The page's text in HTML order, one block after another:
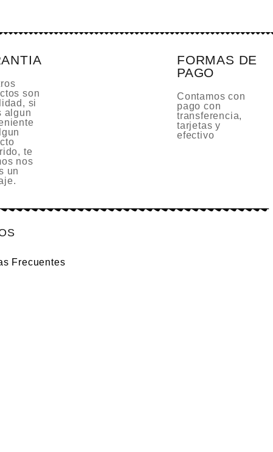
son
si
algun
te
nos
un
FORMAS DE
PAGO
Contamos con
pago con
transferencia,
tarjetas y
efectivo
Frecuentes